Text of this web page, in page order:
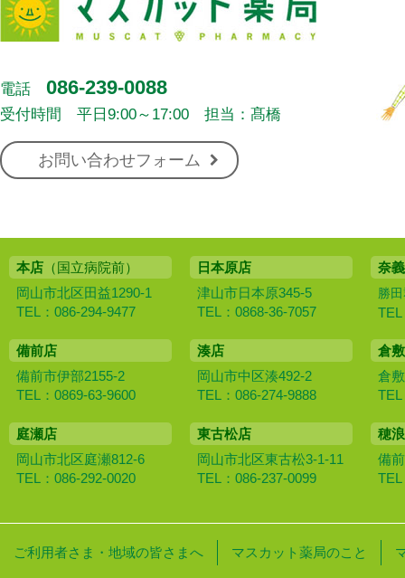
電話 086-239-0088
受付時間 平日9:00～17:00 担当：髙橋
お問い合わせフォーム
本店 （国立病院前）
岡山市北区田益1290-1
TEL：086-294-9477
日本原店
津山市日本原345-5
TEL：0868-36-7057
奈
勝
TEL
備前店
備前市伊部2155-2
TEL：0869-63-9600
湊店
岡山市中区湊492-2
TEL：086-274-9888
倉
倉
TEL
庭瀬店
岡山市北区庭瀬812-6
TEL：086-292-0020
東古松店
岡山市北区東古松3-1-11
TEL：086-237-0099
穂
備
TEL
ご利用者さま・地域の皆さまへ マスカット薬局のこと